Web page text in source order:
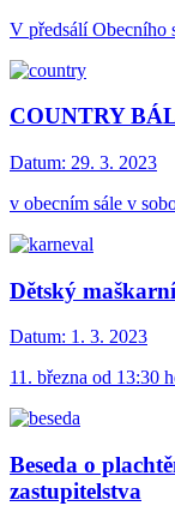
V předsálí Obecního
COUNTRY
Datum: 29. 3. 2023
v obecním sále v
Dětský
Datum: 1. 3. 2023
11. března od 13:30
Beseda o
zastupitelstva